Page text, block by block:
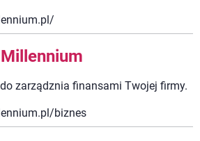
zarządznia finansami Twojej firmy.
biznes